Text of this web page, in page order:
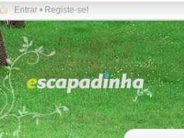
Entrar • Registe-se!